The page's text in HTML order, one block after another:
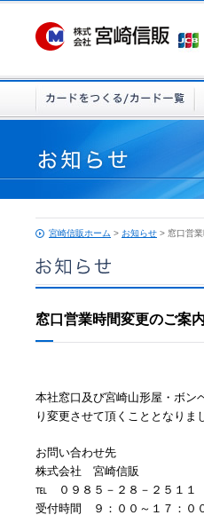
宮崎信販ホーム > お知らせ > 窓口営
窓口営業時間変更のご案内
本社窓口及び宮崎山形屋・ボン
り変更させて頂くこととなりま
お問い合わせ先
株式会社 宮崎信販
℡ ０９８５－２８－２５１１
受付時間 ９：００～１７：０